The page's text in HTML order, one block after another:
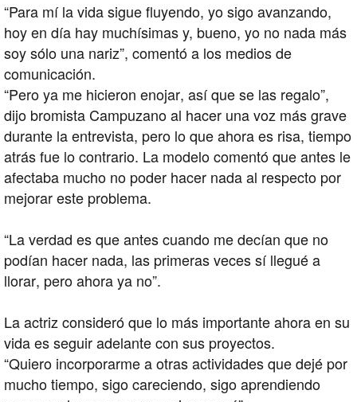
“Para mí la vida sigue fluyendo, yo sigo avanzando,
hoy en día hay muchísimas y, bueno, yo no nada más
soy sólo una nariz”, comentó a los medios de
comunicación.
“Pero ya me hicieron enojar, así que se las regalo”,
dijo bromista Campuzano al hacer una voz más grave
durante la entrevista, pero lo que ahora es risa, tiempo
atrás fue lo contrario. La modelo comentó que antes le
afectaba mucho no poder hacer nada al respecto por
mejorar este problema.
“La verdad es que antes cuando me decían que no
podían hacer nada, las primeras veces sí llegué a
llorar, pero ahora ya no”.
La actriz consideró que lo más importante ahora en su
vida es seguir adelante con sus proyectos.
“Quiero incorporarme a otras actividades que dejé por
mucho tiempo, sigo careciendo, sigo aprendiendo